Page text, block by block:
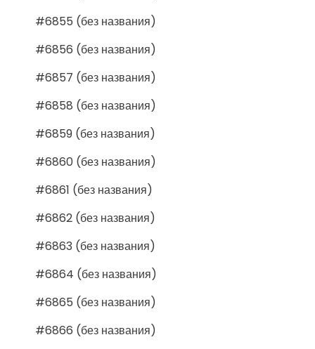
#6855 (без названия)
#6856 (без названия)
#6857 (без названия)
#6858 (без названия)
#6859 (без названия)
#6860 (без названия)
#6861 (без названия)
#6862 (без названия)
#6863 (без названия)
#6864 (без названия)
#6865 (без названия)
#6866 (без названия)